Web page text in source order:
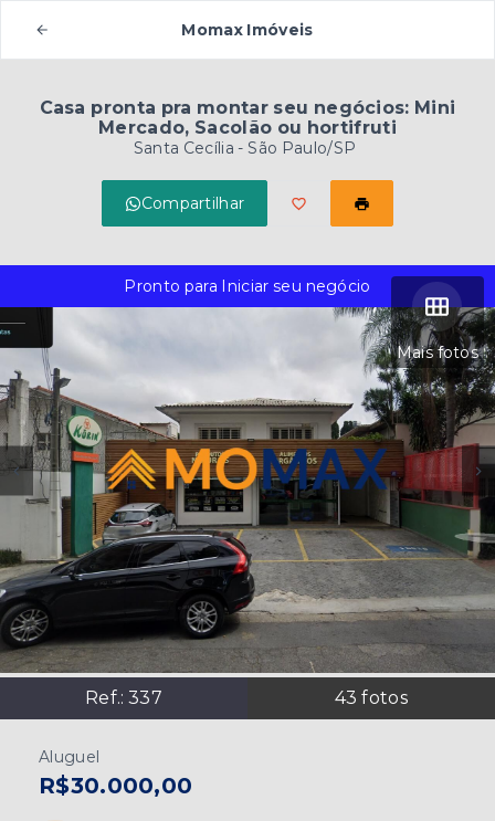
Momax Imóveis
Casa pronta pra montar seu negócios: Mini
Mercado, Sacolão ou hortifruti
Santa Cecília - São Paulo/SP
Compartilhar
Mais fotos
Ref.:337 43 fotos
Pronto para Iniciar seu negócio
Aluguel
R$30.000,00